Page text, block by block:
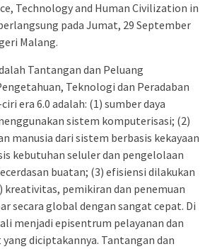
Technology and Human Civilization in
pada Jumat, 29 September
Malang.
Tantangan dan Peluang
Teknologi dan Peradaban
era 6.0 adalah: (1) sumber daya
sistem komputerisasi; (2)
manusia dari sistem berbasis kekayaan
kebutuhan seluler dan pengelolaan
buatan; (3) efisiensi dilakukan
kreativitas, pemikiran dan penemuan
secara global dengan sangat cepat. Di
menjadi episentrum pelayanan dan
diciptakannya. Tantangan dan